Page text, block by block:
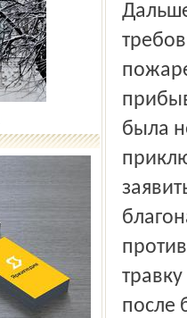
была
после